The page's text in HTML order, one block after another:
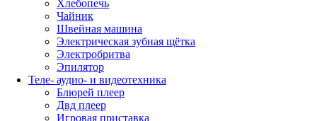
Хлебопечь
Чайник
Швейная машина
Электрическая зубная щётка
Электробритва
Эпилятор
Теле- аудио- и видеотехника
Блюрей плеер
Двд плеер
Игровая приставка